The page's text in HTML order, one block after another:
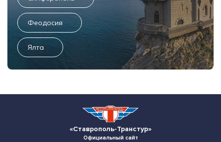
Феодосия
Ялта
«Ставрополь-Транстур»
Официальный сайт